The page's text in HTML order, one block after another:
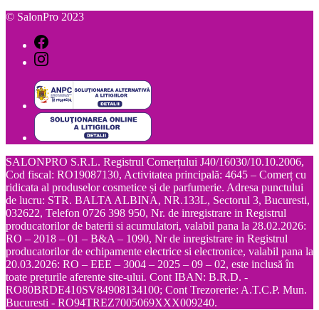
© SalonPro 2023
SALONPRO S.R.L. Registrul Comerțului J40/16030/10.10.2006,
Cod fiscal: RO19087130, Activitatea principală: 4645 – Comerț cu
ridicata al produselor cosmetice și de parfumerie. Adresa punctului
de lucru: STR. BALTA ALBINA, NR.133L, Sectorul 3, Bucuresti,
032622, Telefon 0726 398 950, Nr. de inregistrare in Registrul
producatorilor de baterii si acumulatori, valabil pana la 28.02.2026:
RO – 2018 – 01 – B&A – 1090, Nr de inregistrare in Registrul
producatorilor de echipamente electrice si electronice, valabil pana la
20.03.2026: RO – EEE – 3004 – 2025 – 09 – 02, este inclusă în
toate prețurile aferente site-ului. Cont IBAN: B.R.D. -
RO80BRDE410SV84908134100; Cont Trezorerie: A.T.C.P. Mun.
Bucuresti - RO94TREZ7005069XXX009240.